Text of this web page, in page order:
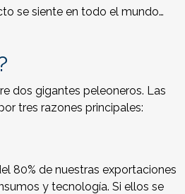
se siente en todo el mundo…
dos gigantes peleoneros. Las
tres razones principales:
80% de nuestras exportaciones
y tecnología. Si ellos se